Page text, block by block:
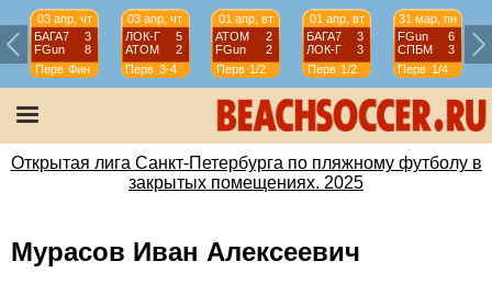
03 апр, чт
БАГА7
3
FGun
8
Перв Фин
03 апр, чт
ЛОК-Г
5
АТОМ
2
Перв 3-4
01 апр, вт
АТОМ
2
FGun
2
Перв 1/2
01 апр, вт
БАГА7
3
ЛОК-Г
3
Перв 1/2
31 мар, пн
FGun
6
СПБМ
3
Перв 1/4
Открытая лига Санкт-Петербурга по пляжному футболу в
закрытых помещениях. 2025
Мурасов Иван Алексеевич